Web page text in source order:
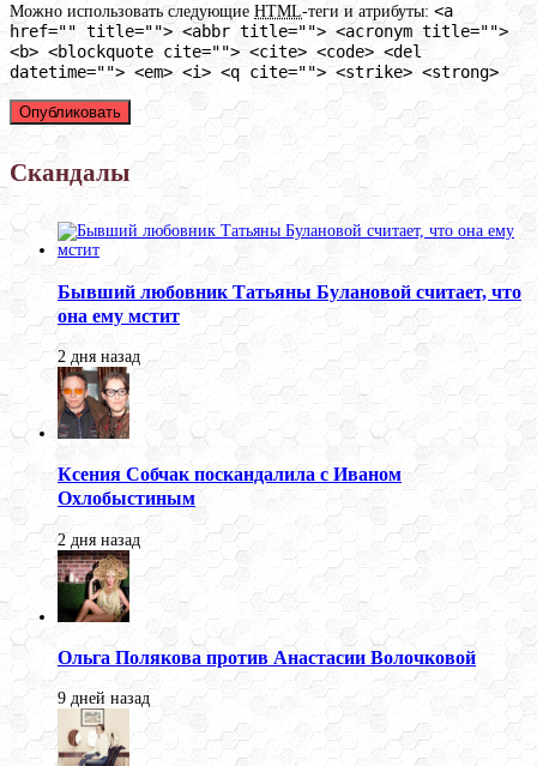
Можно использовать следующие HTML-теги и атрибуты: <a
href="" title=""> <abbr title=""> <acronym title="">
<b> <blockquote cite=""> <cite> <code> <del
datetime=""> <em> <i> <q cite=""> <strike> <strong>
Скандалы
Бывший любовник Татьяны Булановой считает, что
она ему мстит
2 дня назад
Ксения Собчак поскандалила с Иваном
Охлобыстиным
2 дня назад
Ольга Полякова против Анастасии Волочковой
9 дней назад